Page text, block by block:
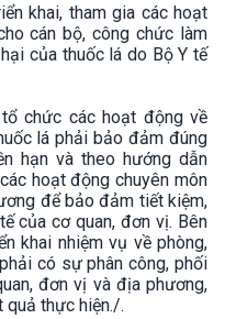
khai, tham gia các hoạt
cán bộ, công chức làm
của thuốc lá do Bộ Y tế
chức các hoạt động về
lá phải bảo đảm đúng
hạn và theo hướng dẫn
hoạt động chuyên môn
để bảo đảm tiết kiệm,
của cơ quan, đơn vị. Bên
khai nhiệm vụ về phòng,
có sự phân công, phối
đơn vị và địa phương,
quả thực hiện./.